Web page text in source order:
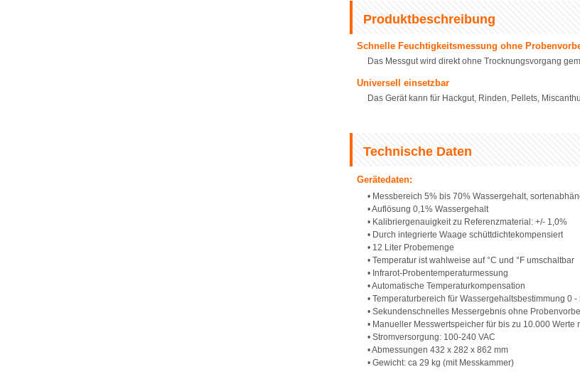
Produktbeschreibung
Schnelle Feuchtigkeitsmessung ohne
Das Messgut wird direkt ohne Trocknungsvorgang
Universell einsetzbar
Das Gerät kann für Hackgut, Rinden, Pellets,
Technische Daten
Gerätedaten:
• Messbereich 5% bis 70% Wassergehalt,
• Auflösung 0,1% Wassergehalt
• Kalibriergenauigkeit zu Referenzmaterial: +/- 1,0%
• Durch integrierte Waage schüttdichtekompensiert
• 12 Liter Probemenge
• Temperatur ist wahlweise auf °C und °F umschaltbar
• Infrarot-Probentemperaturmessung
• Automatische Temperaturkompensation
• Temperaturbereich für Wassergehaltsbestimmung 0 -
• Sekundenschnelles Messergebnis ohne
• Manueller Messwertspeicher für bis zu 10.000 Werte
• Stromversorgung: 100-240 VAC
• Abmessungen 432 x 282 x 862 mm
• Gewicht: ca 29 kg (mit Messkammer)